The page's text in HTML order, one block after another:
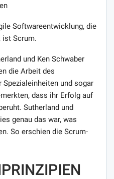
Softwareentwicklung, die
ist Scrum.
und Ken Schwaber
die Arbeit des
und sogar
dass ihr Erfolg auf
Sutherland und
genau das war, was
So erschien die Scrum-